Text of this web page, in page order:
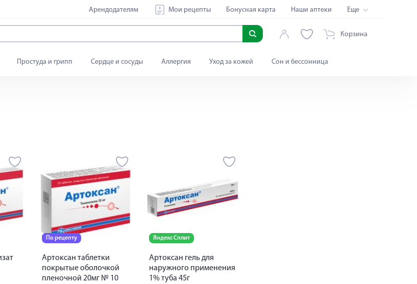
Арендодателям Мои рецепты Бонусная карта Наши аптеки Еще
Корзина
Простуда и грипп Сердце и сосуды Аллергия Уход за кожей Сон и бессонница
По рецепту
Артоксан таблетки
покрытые оболочкой
пленочной 20мг № 10
Яндекс Сплит
Артоксан гель для
наружного применения
1% туба 45г